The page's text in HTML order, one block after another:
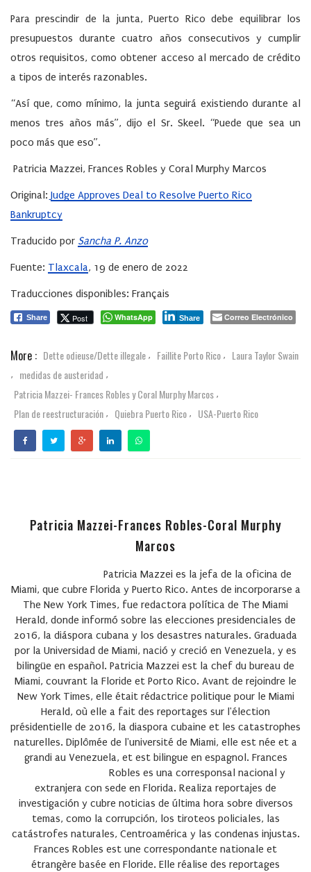
Para prescindir de la junta, Puerto Rico debe equilibrar los
presupuestos durante cuatro años consecutivos y cumplir
otros requisitos, como obtener acceso al mercado de crédito
a tipos de interés razonables.
“Así que, como mínimo, la junta seguirá existiendo durante al
menos tres años más”, dijo el Sr. Skeel. “Puede que sea un
poco más que eso”.
Patricia Mazzei, Frances Robles y Coral Murphy Marcos
Original: Judge Approves Deal to Resolve Puerto Rico
Bankruptcy
Traducido por Sancha P. Anzo
Fuente: Tlaxcala, 19 de enero de 2022
Traducciones disponibles: Français
Share Post WhatsApp Share Correo Electrónico
More : Dette odieuse/Dette illegale , Faillite Porto Rico , Laura Taylor Swain
, medidas de austeridad ,
Patricia Mazzei- Frances Robles y Coral Murphy Marcos ,
Plan de reestructuración , Quiebra Puerto Rico , USA-Puerto Rico
Patricia Mazzei-Frances Robles-Coral Murphy
Marcos
Patricia Mazzei es la jefa de la oficina de
Miami, que cubre Florida y Puerto Rico. Antes de incorporarse a
The New York Times, fue redactora política de The Miami
Herald, donde informó sobre las elecciones presidenciales de
2016, la diáspora cubana y los desastres naturales. Graduada
por la Universidad de Miami, nació y creció en Venezuela, y es
bilingüe en español. Patricia Mazzei est la chef du bureau de
Miami, couvrant la Floride et Porto Rico. Avant de rejoindre le
New York Times, elle était rédactrice politique pour le Miami
Herald, où elle a fait des reportages sur l'élection
présidentielle de 2016, la diaspora cubaine et les catastrophes
naturelles. Diplômée de l'université de Miami, elle est née et a
grandi au Venezuela, et est bilingue en espagnol. Frances
Robles es una corresponsal nacional y
extranjera con sede en Florida. Realiza reportajes de
investigación y cubre noticias de última hora sobre diversos
temas, como la corrupción, los tiroteos policiales, las
catástrofes naturales, Centroamérica y las condenas injustas.
Frances Robles est une correspondante nationale et
étrangère basée en Floride. Elle réalise des reportages